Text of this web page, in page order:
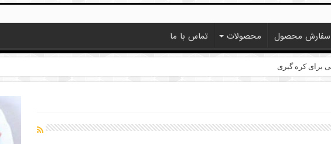
سفارش محصول محصولات تماس با ما
برای کره گیری
تهران